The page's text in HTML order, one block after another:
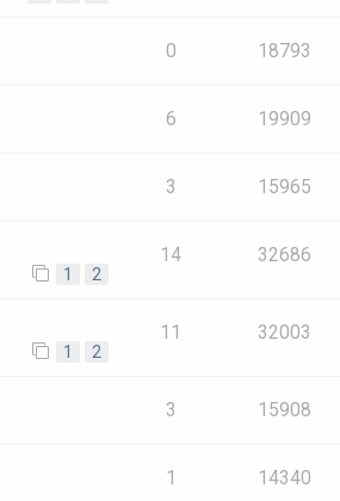
0 18793
6 19909
3 15965
1 2
14 32686
1 2
11 32003
3 15908
1 14340